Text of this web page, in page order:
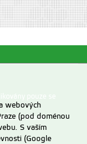
ČZU v Praze.
webových
(pod doménou
S vaším
(Google